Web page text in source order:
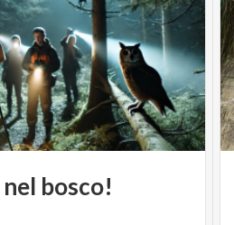
nel bosco!